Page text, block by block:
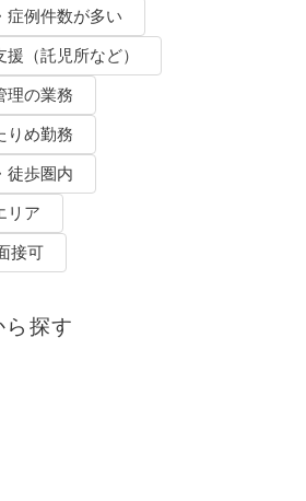
症例件数が多い
（託児所など）
理の業務
りめ勤務
徒歩圏内
リア
接可
探す